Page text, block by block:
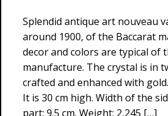
Splendid antique art nouveau
around 1900, of the Baccarat
decor and colors are typical of
manufacture. The crystal is in
crafted and enhanced with
It is 30 cm high. Width of the
part: 9.5 cm. Weight: 2,245 […]